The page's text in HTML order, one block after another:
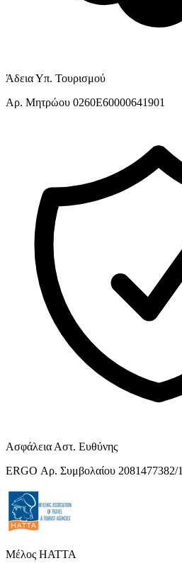
Άδεια Υπ. Τουρισμού
Αρ. Μητρώου 0260E60000641901
Ασφάλεια Αστ. Ευθύνης
ERGO Αρ. Συμβολαίου 2081477382/1
Μέλος HATTA